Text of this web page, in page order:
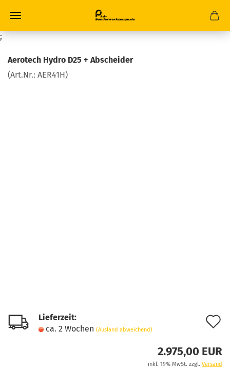
;
Aerotech Hydro D25 + Abscheider
(Art.Nr.: AER41H)
Lieferzeit:
ca. 2 Wochen (Ausland abweichend)
2.975,00 EUR
inkl. 19% MwSt. zzgl. Versand